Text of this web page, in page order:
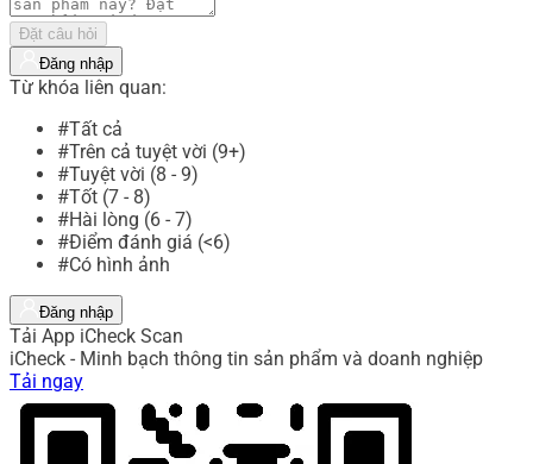
Đặt câu hỏi
Đăng nhập
Từ khóa liên quan:
#Tất cả
#Trên cả tuyệt vời (9+)
#Tuyệt vời (8 - 9)
#Tốt (7 - 8)
#Hài lòng (6 - 7)
#Điểm đánh giá (<6)
#Có hình ảnh
Đăng nhập
Tải App iCheck Scan
iCheck - Minh bạch thông tin sản phẩm và doanh nghiệp
Tải ngay